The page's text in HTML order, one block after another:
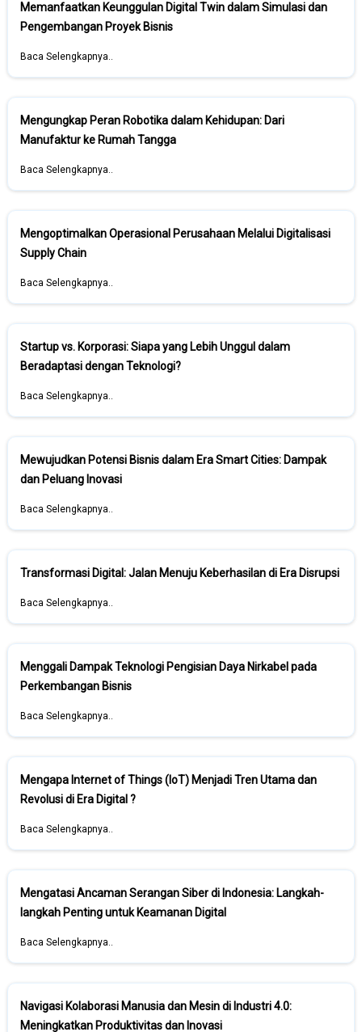
Memanfaatkan Keunggulan Digital Twin dalam Simulasi dan
Pengembangan Proyek Bisnis
Baca Selengkapnya..
Mengungkap Peran Robotika dalam Kehidupan: Dari
Manufaktur ke Rumah Tangga
Baca Selengkapnya..
Mengoptimalkan Operasional Perusahaan Melalui Digitalisasi
Supply Chain
Baca Selengkapnya..
Startup vs. Korporasi: Siapa yang Lebih Unggul dalam
Beradaptasi dengan Teknologi?
Baca Selengkapnya..
Mewujudkan Potensi Bisnis dalam Era Smart Cities: Dampak
dan Peluang Inovasi
Baca Selengkapnya..
Transformasi Digital: Jalan Menuju Keberhasilan di Era Disrupsi
Baca Selengkapnya..
Menggali Dampak Teknologi Pengisian Daya Nirkabel pada
Perkembangan Bisnis
Baca Selengkapnya..
Mengapa Internet of Things (IoT) Menjadi Tren Utama dan
Revolusi di Era Digital ?
Baca Selengkapnya..
Mengatasi Ancaman Serangan Siber di Indonesia: Langkah-
langkah Penting untuk Keamanan Digital
Baca Selengkapnya..
Navigasi Kolaborasi Manusia dan Mesin di Industri 4.0:
Meningkatkan Produktivitas dan Inovasi